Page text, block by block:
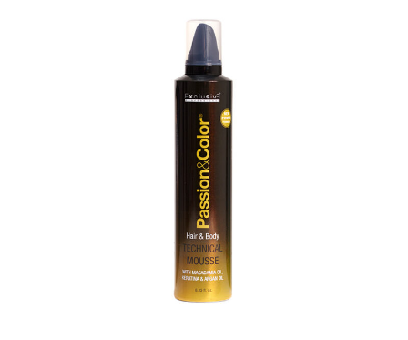
TECHNICAL MOUSSE
TECHNICAL MOUSSE Increíble fórmula polivalente
cabello y cuerpo. Gracias a su alto contenido en
germen de trigo hidrata, nutre y reconstruye los
cabellos dañados...